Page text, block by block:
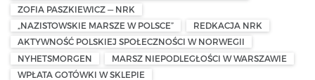
ZOFIA PASZKIEWICZ — NRK
„NAZISTOWSKIE MARSZE W POLSCE”
REDKACJA NRK
AKTYWNOŚĆ POLSKIEJ SPOŁECZNOŚCI W NORWEGII
NYHETSMORGEN
MARSZ NIEPODLEGŁOŚCI W WARSZAWIE
WPŁATA GOTÓWKI W SKLEPIE